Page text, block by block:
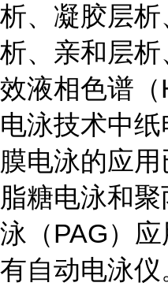
析、凝胶层
析、亲和层
效液相色谱（
电泳技术中
膜电泳的应
脂糖电泳和
泳（PAG）
有自动电泳仪